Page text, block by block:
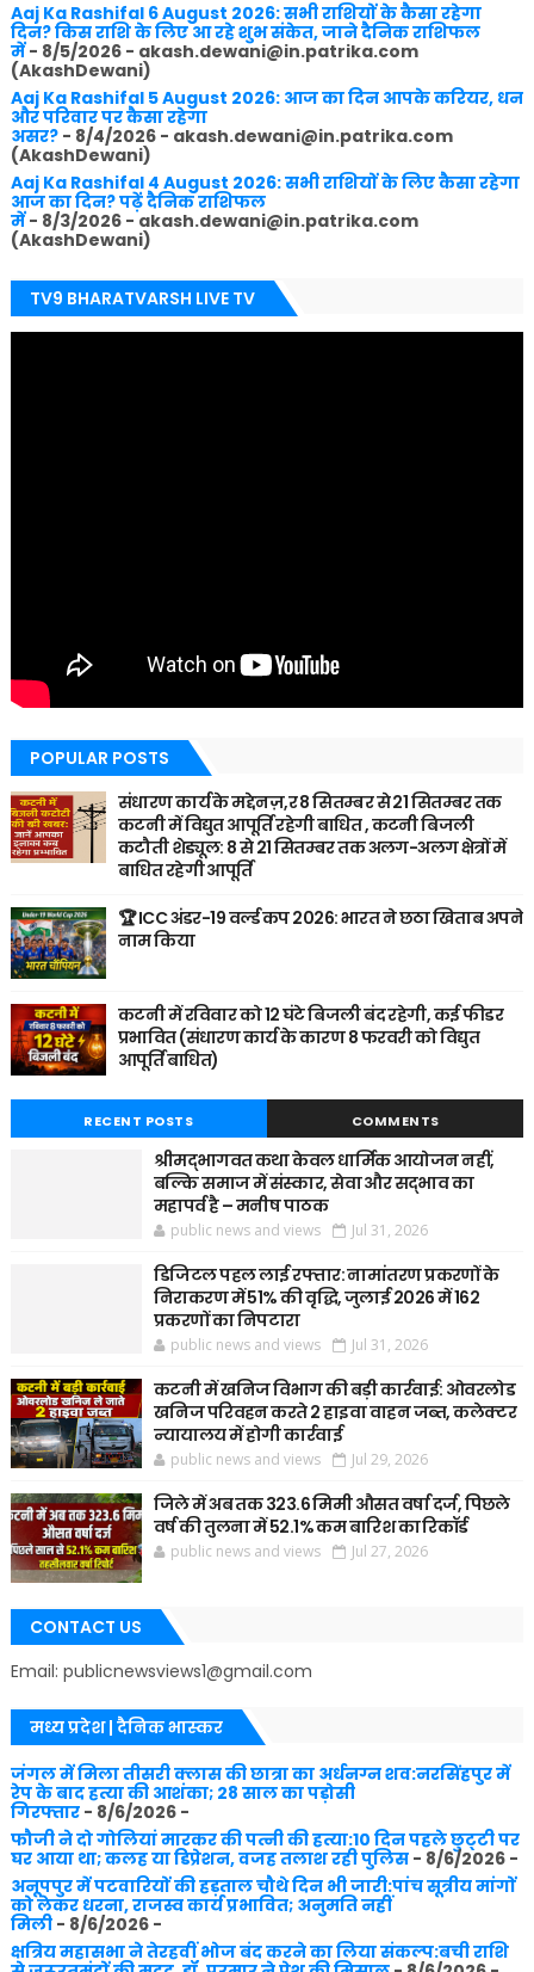
Aaj Ka Rashifal 6 August 2026: सभी राशियों के कैसा रहेगा
दिन? किस राशि के लिए आ रहे शुभ संकेत, जाने दैनिक राशिफल
में- 8/5/2026- akash.dewani@in.patrika.com
(AkashDewani)
Aaj Ka Rashifal 5 August 2026: आज का दिन आपके करियर, धन
और परिवार पर कैसा रहेगा
असर?- 8/4/2026- akash.dewani@in.patrika.com
(AkashDewani)
Aaj Ka Rashifal 4 August 2026: सभी राशियों के लिए कैसा रहेगा
आज का दिन? पढ़ें दैनिक राशिफल
में- 8/3/2026- akash.dewani@in.patrika.com
(AkashDewani)
TV9 BHARATVARSH LIVE TV
POPULAR POSTS
संधारण कार्य के मद्देनज़,र 8 सितम्बर से 21 सितम्बर तक
कटनी में विद्युत आपूर्ति रहेगी बाधित , कटनी बिजली
कटौती शेड्यूल: 8 से 21 सितम्बर तक अलग-अलग क्षेत्रों में
बाधित रहेगी आपूर्ति
🏆 ICC अंडर-19 वर्ल्ड कप 2026: भारत ने छठा खिताब अपने
नाम किया
कटनी में रविवार को 12 घंटे बिजली बंद रहेगी, कई फीडर
प्रभावित (संधारण कार्य के कारण 8 फरवरी को विद्युत
आपूर्ति बाधित)
RECENT POSTS COMMENTS
श्रीमद्भागवत कथा केवल धार्मिक आयोजन नहीं,
बल्कि समाज में संस्कार, सेवा और सद्भाव का
महापर्व है – मनीष पाठक
public news and views Jul 31, 2026
डिजिटल पहल लाई रफ्तार: नामांतरण प्रकरणों के
निराकरण में 51% की वृद्धि, जुलाई 2026 में 162
प्रकरणों का निपटारा
public news and views Jul 31, 2026
कटनी में खनिज विभाग की बड़ी कार्रवाई: ओवरलोड
खनिज परिवहन करते 2 हाइवा वाहन जब्त, कलेक्टर
न्यायालय में होगी कार्रवाई
public news and views Jul 29, 2026
जिले में अब तक 323.6 मिमी औसत वर्षा दर्ज, पिछले
वर्ष की तुलना में 52.1% कम बारिश का रिकॉर्ड
public news and views Jul 27, 2026
CONTACT US
Email: publicnewsviews1@gmail.com
मध्य प्रदेश | दैनिक भास्कर
जंगल में मिला तीसरी क्लास की छात्रा का अर्धनग्न शव:नरसिंहपुर में
रेप के बाद हत्या की आशंका; 28 साल का पड़ोसी
गिरफ्तार- 8/6/2026-
फौजी ने दो गोलियां मारकर की पत्नी की हत्या:10 दिन पहले छुट्‌टी पर
घर आया था; कलह या डिप्रेशन, वजह तलाश रही पुलिस- 8/6/2026-
अनूपपुर में पटवारियों की हड़ताल चौथे दिन भी जारी:पांच सूत्रीय मांगों
को लेकर धरना, राजस्व कार्य प्रभावित; अनुमति नहीं
मिली- 8/6/2026-
क्षत्रिय महासभा ने तेरहवीं भोज बंद करने का लिया संकल्प:बची राशि